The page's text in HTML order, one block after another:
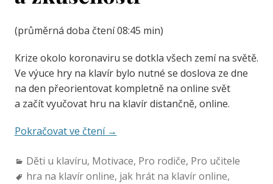
(průměrná doba čtení 08:45 min)
Krize okolo koronaviru se dotkla všech zemí na světě.
Ve výuce hry na klavír bylo nutné se doslova ze dne
na den přeorientovat kompletně na online svět
a začít vyučovat hru na klavír distančně, online.
Pokračovat ve čtení →
Děti u klavíru, Motivace, Pro rodiče, Pro učitele
hra na klavír online, jak hrát na klavír online,